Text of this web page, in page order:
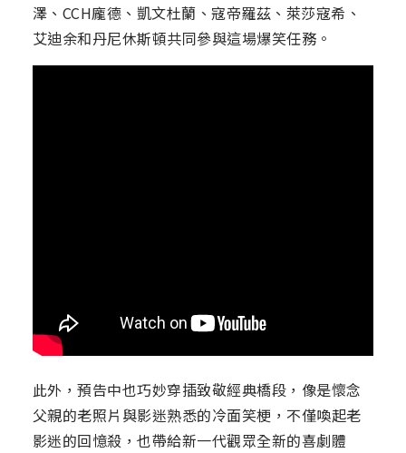
澤、CCH龐德、凱文杜蘭、寇帝羅茲、萊莎寇希、
艾迪余和丹尼休斯頓共同參與這場爆笑任務。
此外，預告中也巧妙穿插致敬經典橋段，像是懷念
父親的老照片與影迷熟悉的冷面笑梗，不僅喚起老
影迷的回憶殺，也帶給新一代觀眾全新的喜劇體